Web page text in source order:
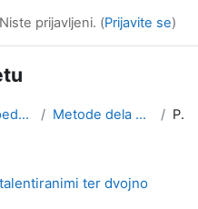
Niste prijavljeni. (Prijavite se)
Specialno pedagoško izpopolnjevanje za učitelje ot... Metode dela z nadarjenimi in talentiranimi ter dvo... Povzetek
ter dvojno